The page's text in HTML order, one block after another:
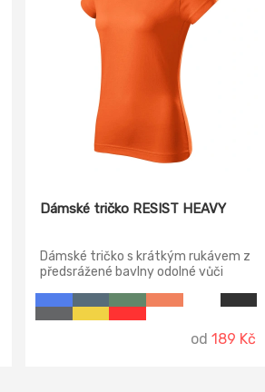
Dámské tričko RESIST HEAVY
Dámské tričko s krátkým rukávem z
předsrážené bavlny odolné vůči
od 189 Kč